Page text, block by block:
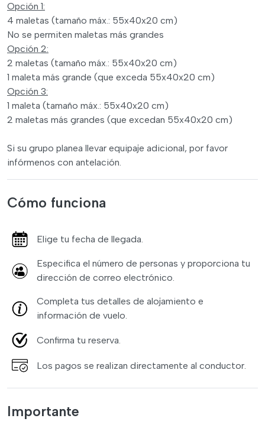
Opción 1:
4 maletas (tamaño máx.: 55x40x20 cm)
No se permiten maletas más grandes
Opción 2:
2 maletas (tamaño máx.: 55x40x20 cm)
1 maleta más grande (que exceda 55x40x20 cm)
Opción 3:
1 maleta (tamaño máx.: 55x40x20 cm)
2 maletas más grandes (que excedan 55x40x20 cm)
Si su grupo planea llevar equipaje adicional, por favor
infórmenos con antelación.
Cómo funciona
Elige tu fecha de llegada.
Especifica el número de personas y proporciona tu
dirección de correo electrónico.
Completa tus detalles de alojamiento e
información de vuelo.
Confirma tu reserva.
Los pagos se realizan directamente al conductor.
Importante